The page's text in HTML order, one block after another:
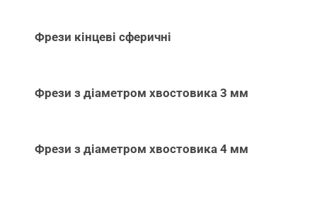
Фрези кінцеві сферичні
Фрези з діаметром хвостовика 3 мм
Фрези з діаметром хвостовика 4 мм